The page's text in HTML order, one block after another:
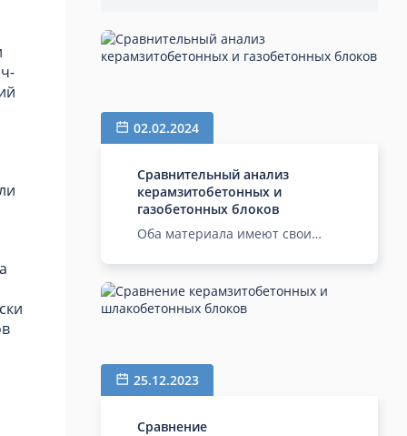
02.02.2024
Сравнительный анализ
керамзитобетонных и
газобетонных блоков
Оба материала имеют свои
Керамзитобетон подходит для
тех, кто ценит высокую
прочность и теплоизоляцию,
важна легкость материала и
более доступная цена.
25.12.2023
Сравнение